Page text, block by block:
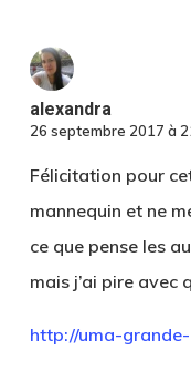
alexandra
26 septembre 2017 à
Félicitation pour
mannequin et ne
ce que pense les
mais j’ai pire avec
http://uma-